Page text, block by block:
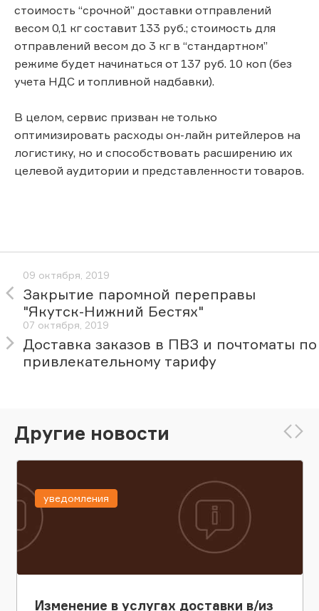
стоимость “срочной” доставки отправлений
весом 0,1 кг составит 133 руб.; стоимость для
отправлений весом до 3 кг в “стандартном”
режиме будет начинаться от 137 руб. 10 коп (без
учета НДС и топливной надбавки).
В целом, сервис призван не только
оптимизировать расходы он-лайн ритейлеров на
логистику, но и способствовать расширению их
целевой аудитории и представленности товаров.
09 октября, 2019
Закрытие паромной переправы
"Якутск-Нижний Бестях"
07 октября, 2019
Доставка заказов в ПВЗ и почтоматы по
привлекательному тарифу
Другие новости
Изменение в услугах доставки в/из
уведомления